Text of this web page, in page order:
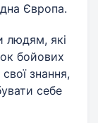
Європа.
людям, які
бойових
знання,
себе